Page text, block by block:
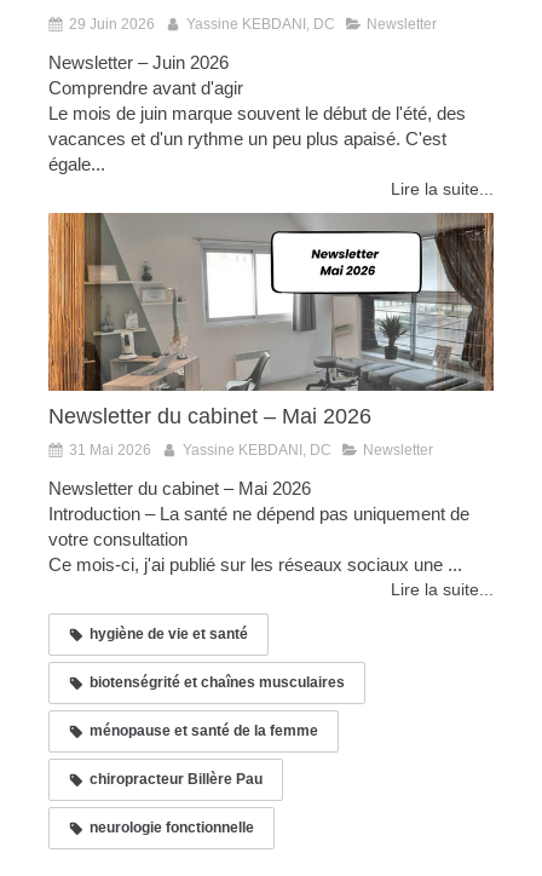
29 Juin 2026 Yassine KEBDANI, DC Newsletter
Newsletter – Juin 2026
Comprendre avant d'agir
Le mois de juin marque souvent le début de l'été, des
vacances et d'un rythme un peu plus apaisé. C'est
égale...
Lire la suite...
Newsletter du cabinet – Mai 2026
31 Mai 2026 Yassine KEBDANI, DC Newsletter
Newsletter du cabinet – Mai 2026
Introduction – La santé ne dépend pas uniquement de
votre consultation
Ce mois-ci, j'ai publié sur les réseaux sociaux une ...
Lire la suite...
hygiène de vie et santé
biotenségrité et chaînes musculaires
ménopause et santé de la femme
chiropracteur Billère Pau
neurologie fonctionnelle